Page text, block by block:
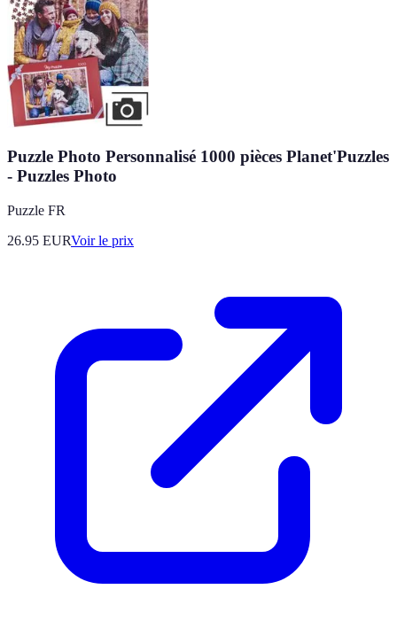
Puzzle Photo Personnalisé 1000 pièces Planet'Puzzles
- Puzzles Photo
Puzzle FR
26.95 EURVoir le prix